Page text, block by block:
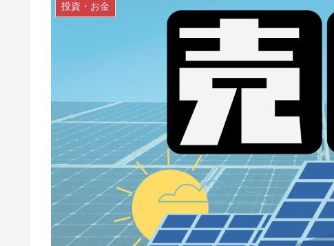
投資・お金